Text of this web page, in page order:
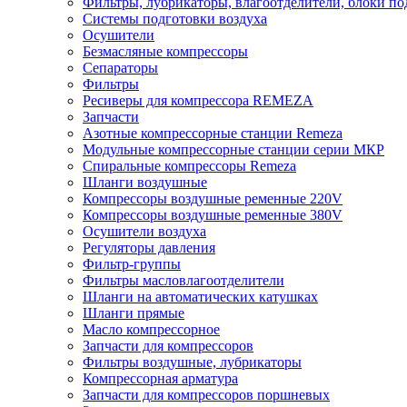
Системы подготовки воздуха
Осушители
Безмасляные компрессоры
Сепараторы
Фильтры
Ресиверы для компрессора REMEZA
Запчасти
Азотные компрессорные станции Remeza
Модульные компрессорные станции серии МКР
Спиральные компрессоры Remeza
Шланги воздушные
Компрессоры воздушные ременные 220V
Компрессоры воздушные ременные 380V
Осушители воздуха
Регуляторы давления
Фильтр-группы
Фильтры масловлагоотделители
Шланги на автоматических катушках
Шланги прямые
Масло компрессорное
Запчасти для компрессоров
Фильтры воздушные, лубрикаторы
Компрессорная арматура
Запчасти для компрессоров поршневых